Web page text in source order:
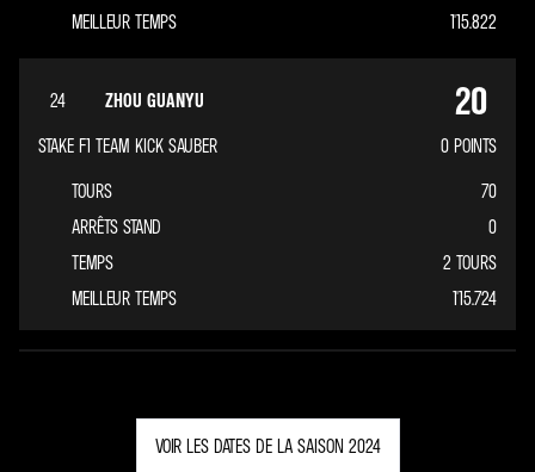
1'15.822
MEILLEUR TEMPS
20
24
ZHOU GUANYU
STAKE F1 TEAM KICK SAUBER
70
2 TOURS
0
1'15.724
0 POINTS
TOURS
ARRÊTS STAND
TEMPS
MEILLEUR TEMPS
VOIR LES DATES DE LA SAISON 2024